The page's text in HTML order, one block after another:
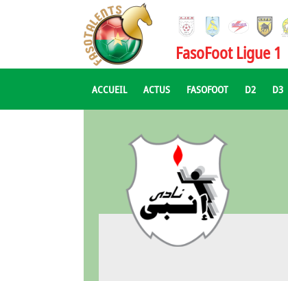
FasoFoot Ligue 1
ACCUEIL ACTUS FASOFOOT D2 D3